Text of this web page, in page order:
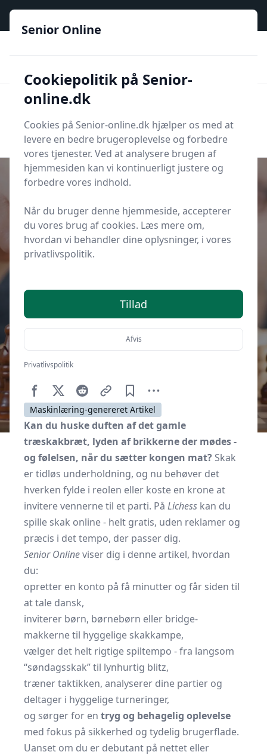
Søg
Udgivet iUnderholdning
Spil skak online med vennerne på
Lichess
AfSenior Online
Maskinlæring-genereret Artikel
Kan du huske duften af det gamle
træskakbræt, lyden af brikkerne der mødes -
og følelsen, når du sætter kongen mat? Skak
er tidløs underholdning, og nu behøver det
hverken fylde i reolen eller koste en krone at
invitere vennerne til et parti. På Lichess kan du
spille skak online - helt gratis, uden reklamer og
præcis i det tempo, der passer dig.
Senior Onlineviser dig i denne artikel, hvordan
du:
opretter en konto på få minutter og får siden til
at tale dansk,
inviterer børn, børnebørn eller bridge-
makkerne til hyggelige skakkampe,
vælger det helt rigtige spiltempo - fra langsom
“søndagsskak” til lynhurtig blitz,
træner taktikken, analyserer dine partier og
deltager i hyggelige turneringer,
og sørger for en tryg og behagelig oplevelse
med fokus på sikkerhed og tydelig brugerflade.
Uanset om du er debutant på nettet eller
Senior Online
Cookiepolitik på Senior-
online.dk
Cookies på Senior-online.dk hjælper os med at
levere en bedre brugeroplevelse og forbedre
vores tjenester. Ved at analysere brugen af
hjemmesiden kan vi kontinuerligt justere og
forbedre vores indhold.
Når du bruger denne hjemmeside, accepterer
du vores brug af cookies. Læs mere om,
hvordan vi behandler dine oplysninger, i vores
privatlivspolitik.
Tillad
Afvis
Privatlivspolitik